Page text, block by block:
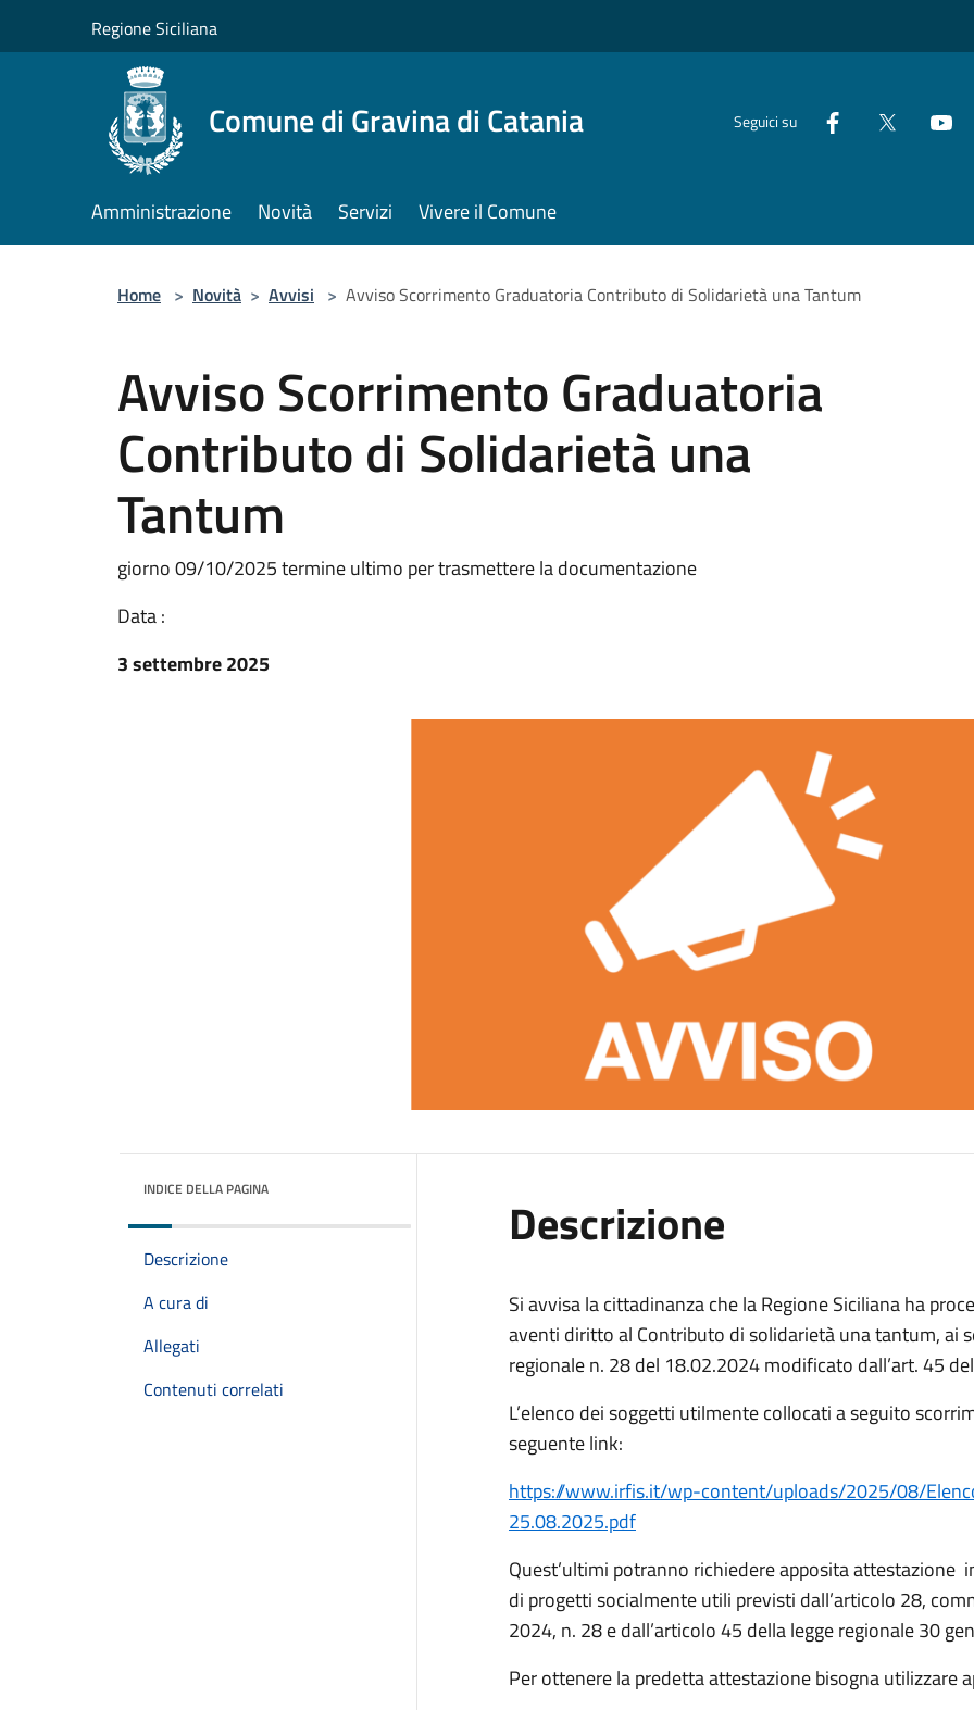
Regione Siciliana
Comune di Gravina di Catania Seguici su
Amministrazione Novità Servizi Vivere il Comune
Home > Novità > Avvisi > Avviso Scorrimento Graduatoria Contributo di Solidarietà una Tantum
Avviso Scorrimento Graduatoria
Contributo di Solidarietà una
Tantum
giorno 09/10/2025 termine ultimo per trasmettere la documentazione
Data :
3 settembre 2025
INDICE DELLA PAGINA
Descrizione
A cura di
Allegati
Contenuti correlati
Descrizione
Si avvisa la cittadinanza che la Regione Siciliana ha
aventi diritto al Contributo di solidarietà una tantum, ai
regionale n. 28 del 18.02.2024 modificato dall’art. 45
L’elenco dei soggetti utilmente collocati a seguito
seguente link:
https://www.irfis.it/wp-content/uploads/2025/08/
25.08.2025.pdf
Quest’ultimi potranno richiedere apposita attestazione
di progetti socialmente utili previsti dall’articolo 28,
2024, n. 28 e dall’articolo 45 della legge regionale 30
Per ottenere la predetta attestazione bisogna utilizzare